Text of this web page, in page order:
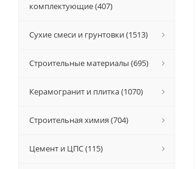
комплектующие (407)
Сухие смеси и грунтовки (1513)
Строительные материалы (695)
Керамогранит и плитка (1070)
Строительная химия (704)
Цемент и ЦПС (115)